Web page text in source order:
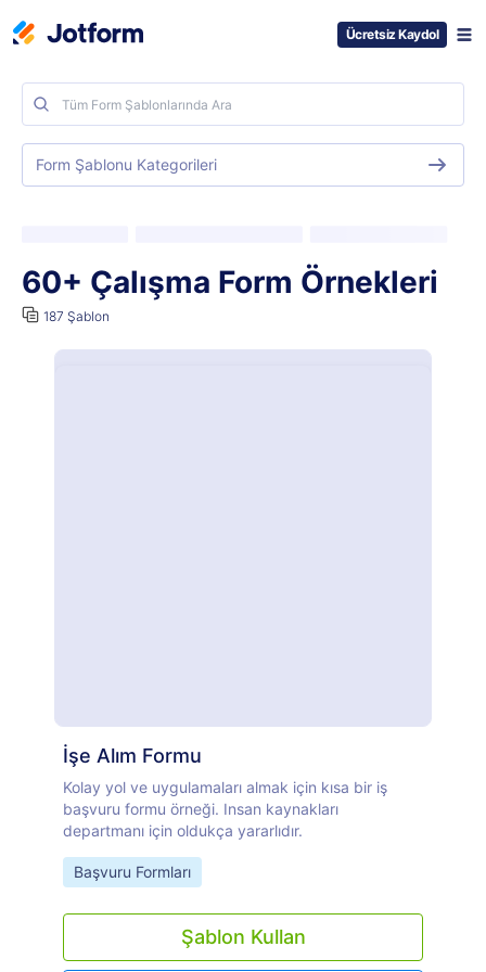
Ücretsiz Kaydol
60+ Çalışma Form Örnekleri
187 Şablon
İşe Alım Formu
Kolay yol ve uygulamaları almak için kısa bir iş
başvuru formu örneği. Insan kaynakları
departmanı için oldukça yararlıdır.
Go to Category:
Başvuru Formları
Şablon Kullan
Form Şablonu Kategorileri